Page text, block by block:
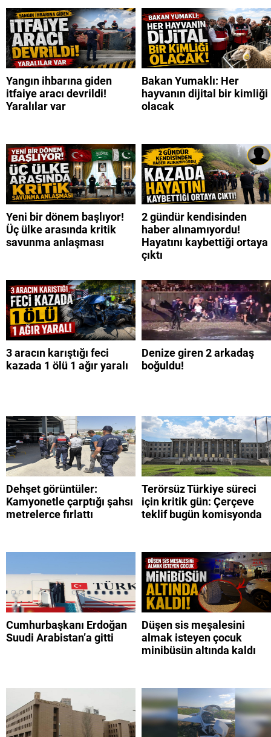
Yangın ihbarına giden
itfaiye aracı devrildi!
Yaralılar var
Bakan Yumaklı: Her
hayvanın dijital bir kimliği
olacak
Yeni bir dönem başlıyor!
Üç ülke arasında kritik
savunma anlaşması
2 gündür kendisinden
haber alınamıyordu!
Hayatını kaybettiği ortaya
çıktı
3 aracın karıştığı feci
kazada 1 ölü 1 ağır yaralı
Denize giren 2 arkadaş
boğuldu!
Dehşet görüntüler:
Kamyonetle çarptığı şahsı
metrelerce fırlattı
Terörsüz Türkiye süreci
için kritik gün: Çerçeve
teklif bugün komisyonda
Cumhurbaşkanı Erdoğan
Suudi Arabistan’a gitti
Düşen sis meşalesini
almak isteyen çocuk
minibüsün altında kaldı